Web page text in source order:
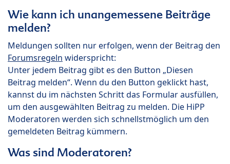
Wie kann ich unangemessene Beiträge
melden?
Meldungen sollten nur erfolgen, wenn der Beitrag den
Forumsregeln widerspricht:
Unter jedem Beitrag gibt es den Button „Diesen
Beitrag melden“. Wenn du den Button geklickt hast,
kannst du im nächsten Schritt das Formular ausfüllen,
um den ausgewählten Beitrag zu melden. Die HiPP
Moderatoren werden sich schnellstmöglich um den
gemeldeten Beitrag kümmern.
Was sind Moderatoren?